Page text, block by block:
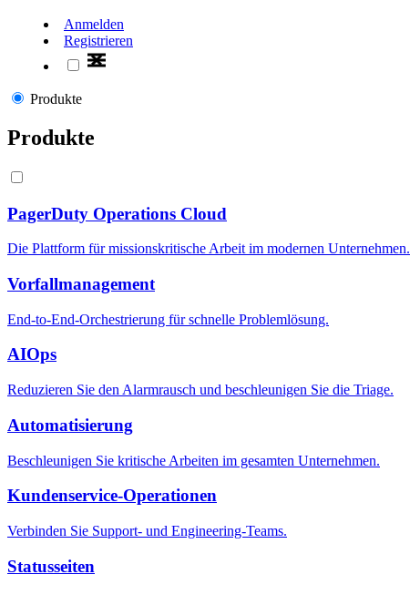
Anmelden
Registrieren
Produkte
Produkte
PagerDuty Operations Cloud
Die Plattform für missionskritische Arbeit im modernen Unternehmen.
Vorfallmanagement
End-to-End-Orchestrierung für schnelle Problemlösung.
AIOps
Reduzieren Sie den Alarmrausch und beschleunigen Sie die Triage.
Automatisierung
Beschleunigen Sie kritische Arbeiten im gesamten Unternehmen.
Kundenservice-Operationen
Verbinden Sie Support- und Engineering-Teams.
Statusseiten